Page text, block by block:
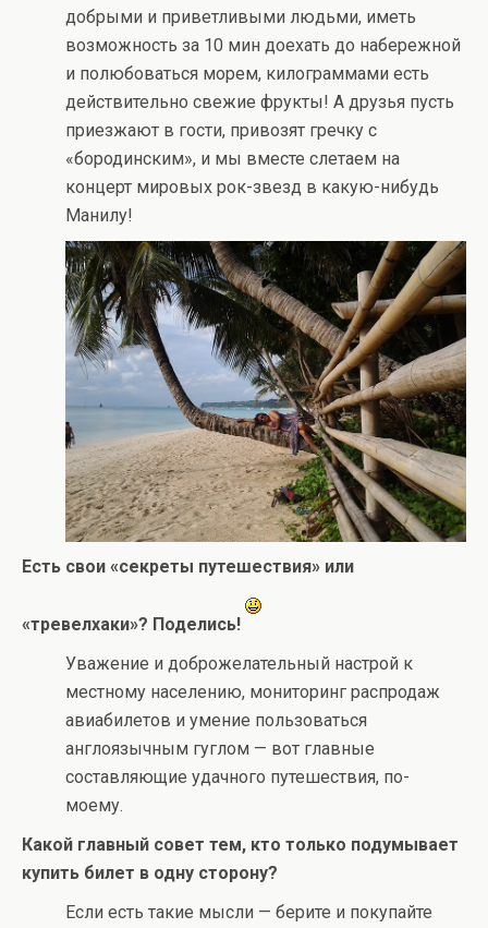
добрыми и приветливыми людьми, иметь
возможность за 10 мин доехать до набережной
и полюбоваться морем, килограммами есть
действительно свежие фрукты! А друзья пусть
приезжают в гости, привозят гречку с
«бородинским», и мы вместе слетаем на
концерт мировых рок-звезд в какую-нибудь
Манилу!
Есть свои «секреты путешествия» или
«тревелхаки»? Поделись!
Уважение и доброжелательный настрой к
местному населению, мониторинг распродаж
авиабилетов и умение пользоваться
англоязычным гуглом — вот главные
составляющие удачного путешествия, по-
моему.
Какой главный совет тем, кто только подумывает
купить билет в одну сторону?
Если есть такие мысли — берите и покупайте